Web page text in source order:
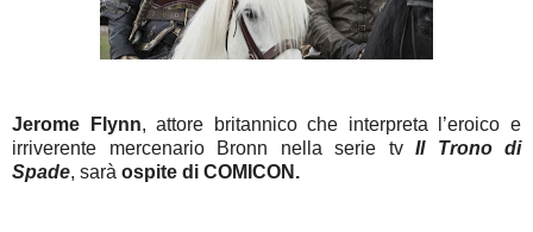
Jerome Flynn, attore britannico che interpreta l’eroico e
irriverente mercenario Bronn nella serie tv Il Trono di
Spade, sarà ospite di COMICON .